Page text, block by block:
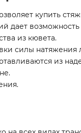
купить
дает
из кювета.
силы натяжения
из